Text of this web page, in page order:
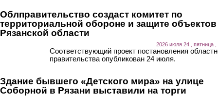
Облправительство создаст комитет по
территориальной обороне и защите объектов
Рязанской области
2026 июля 24 , пятница ,
Соответствующий проект постановления
правительства опубликован 24 июля.
Здание бывшего «Детского мира» на улице
Соборной в Рязани выставили на торги